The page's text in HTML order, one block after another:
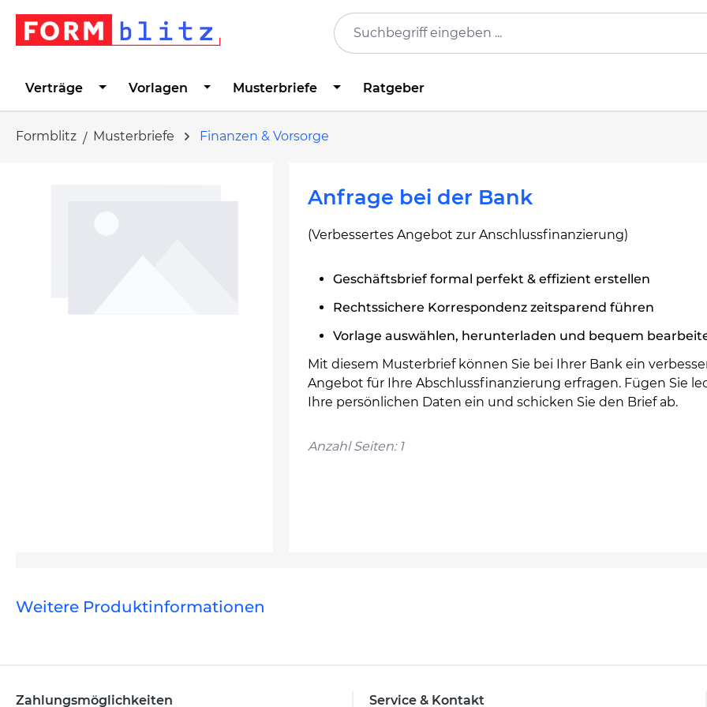
Zur Hauptnavigation springen
Verträge Vorlagen Musterbriefe Ratgeber
Formblitz Musterbriefe Finanzen & Vorsorge
Anfrage bei der Bank
(Verbessertes Angebot zur Anschlussfinanzierung)
Geschäftsbrief formal perfekt & effizient erstellen
Rechtssichere Korrespondenz zeitsparend führen
Vorlage auswählen, herunterladen und bequem
Mit diesem Musterbrief können Sie bei Ihrer Bank ein
Angebot für Ihre Abschlussfinanzierung erfragen. Fügen Sie
Ihre persönlichen Daten ein und schicken Sie den Brief ab.
Anzahl Seiten: 1
Weitere Produktinformationen
Zahlungsmöglichkeiten Service & Kontakt